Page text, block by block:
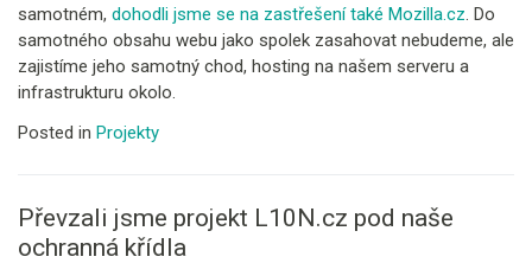
samotném, dohodli jsme se na zastřešení také Mozilla.cz . Do
samotného obsahu webu jako spolek zasahovat nebudeme, ale
zajistíme jeho samotný chod, hosting na našem serveru a
infrastrukturu okolo.
Posted in Projekty
Převzali jsme projekt L10N.cz pod naše
ochranná křídla